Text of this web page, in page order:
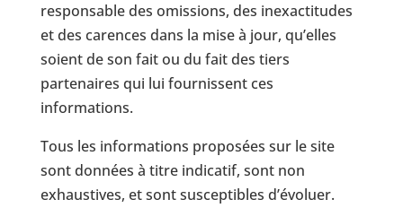
responsable des omissions, des inexactitudes
et des carences dans la mise à jour, qu’elles
soient de son fait ou du fait des tiers
partenaires qui lui fournissent ces
informations.
Tous les informations proposées sur le site
sont données à titre indicatif, sont non
exhaustives, et sont susceptibles d’évoluer.